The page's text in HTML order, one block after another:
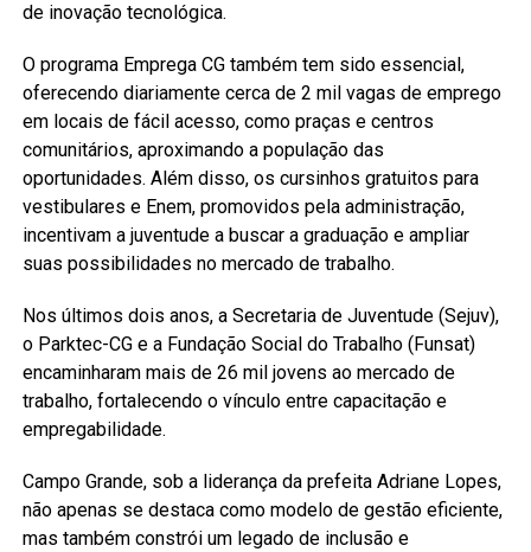
de inovação tecnológica.
O programa Emprega CG também tem sido essencial,
oferecendo diariamente cerca de 2 mil vagas de emprego
em locais de fácil acesso, como praças e centros
comunitários, aproximando a população das
oportunidades. Além disso, os cursinhos gratuitos para
vestibulares e Enem, promovidos pela administração,
incentivam a juventude a buscar a graduação e ampliar
suas possibilidades no mercado de trabalho.
Nos últimos dois anos, a Secretaria de Juventude (Sejuv),
o Parktec-CG e a Fundação Social do Trabalho (Funsat)
encaminharam mais de 26 mil jovens ao mercado de
trabalho, fortalecendo o vínculo entre capacitação e
empregabilidade.
Campo Grande, sob a liderança da prefeita Adriane Lopes,
não apenas se destaca como modelo de gestão eficiente,
mas também constrói um legado de inclusão e